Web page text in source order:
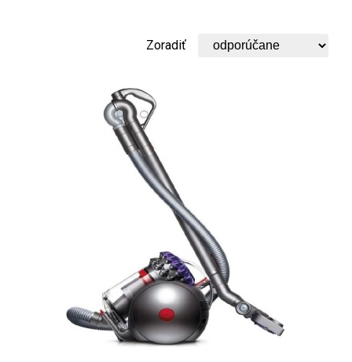
Zoradiť